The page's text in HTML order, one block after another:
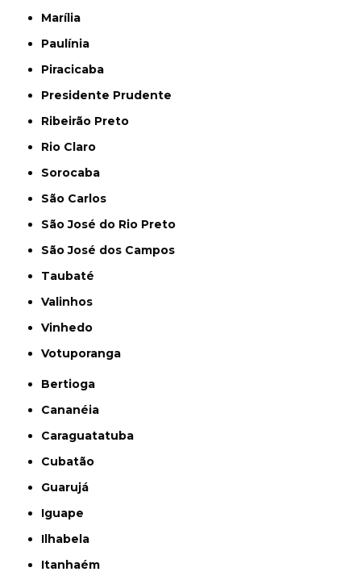
Marília
Paulínia
Piracicaba
Presidente Prudente
Ribeirão Preto
Rio Claro
Sorocaba
São Carlos
São José do Rio Preto
São José dos Campos
Taubaté
Valinhos
Vinhedo
Votuporanga
Bertioga
Cananéia
Caraguatatuba
Cubatão
Guarujá
Iguape
Ilhabela
Itanhaém